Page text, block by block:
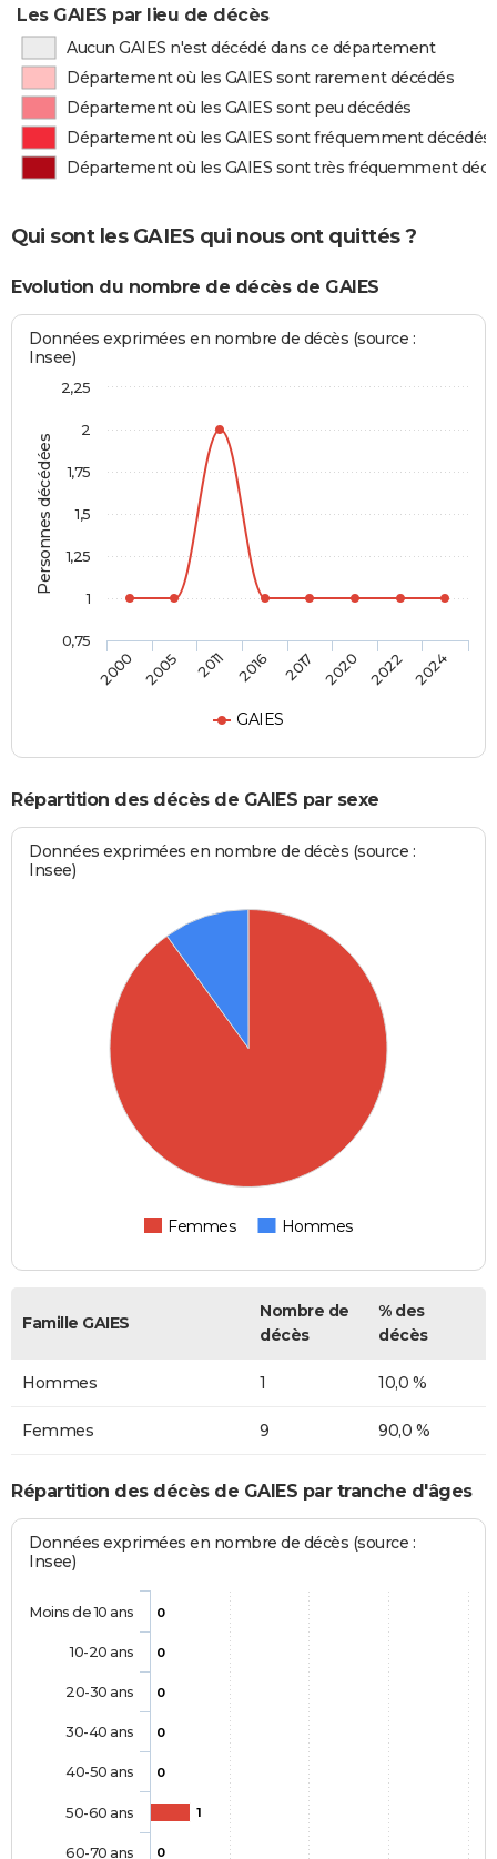
Les GAIES par lieu de décès
Aucun GAIES n'est décédé dans ce département
Département où les GAIES sont rarement décédés
Département où les GAIES sont peu décédés
Département où les GAIES sont fréquemment décédés
Département où les GAIES sont très fréquemment
Qui sont les GAIES qui nous ont quittés ?
Evolution du nombre de décès de GAIES
Personnes décédées
Données exprimées en nombre de décès (source :
Insee)
GAIES
2000 2005 2011 2016 2017 2020 2022 2024
0,75
1
1,25
1,5
1,75
2
2,25
Répartition des décès de GAIES par sexe
Données exprimées en nombre de décès (source :
Insee)
Femmes Hommes
Famille GAIES
Nombre de
décès
% des
décès
Hommes 1 10,0 %
Femmes 9 90,0 %
Répartition des décès de GAIES par tranche d'âges
Données exprimées en nombre de décès (source :
Insee)
0
0
0
0
0
1
0
Moins de 10 ans
10-20 ans
20-30 ans
30-40 ans
40-50 ans
50-60 ans
60-70 ans